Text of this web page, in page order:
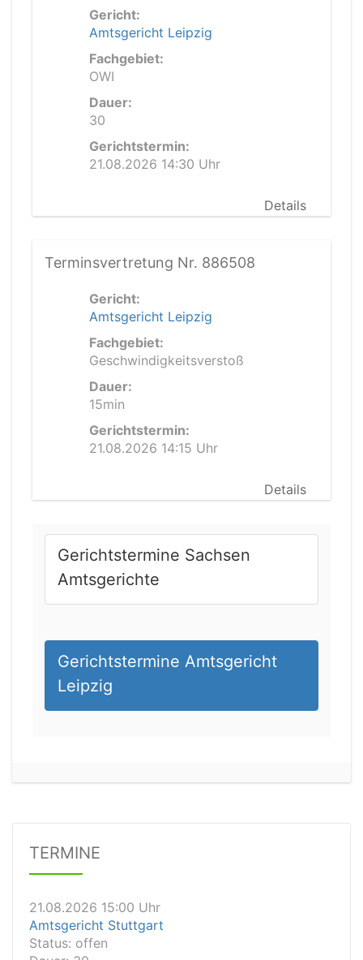
Gericht:
Amtsgericht Leipzig
Fachgebiet:
OWI
Dauer:
30
Gerichtstermin:
21.08.2026 14:30 Uhr
Details
Terminsvertretung Nr. 886508
Gericht:
Amtsgericht Leipzig
Fachgebiet:
Geschwindigkeitsverstoß
Dauer:
15min
Gerichtstermin:
21.08.2026 14:15 Uhr
Details
Gerichtstermine Sachsen
Amtsgerichte
Gerichtstermine Amtsgericht
Leipzig
TERMINE
Amtsgericht Unna
21.08.2026 15:00 Uhr
Amtsgericht Stuttgart
Dauer: 30
21.08.2026 14:30 Uhr